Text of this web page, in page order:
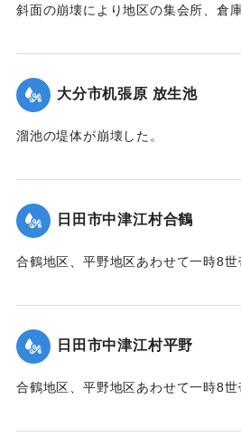
斜面の崩壊により地区の集会所、倉
2020/7/6｜固有コード:01215063
大分市机張原 放生池
溜池の堤体が崩壊した。
2020/7/6｜固有コード:01215064
日田市中津江村合鶴
合鶴地区、平野地区あわせて一時8世
2020/7/6｜固有コード:
日田市中津江村平野
合鶴地区、平野地区あわせて一時8世